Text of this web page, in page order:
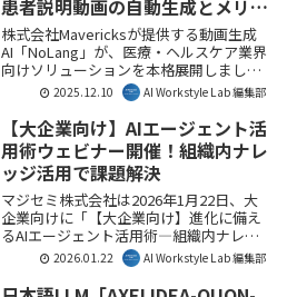
となるでしょう。
患者説明動画の自動生成とメリッ
トを解説
株式会社Mavericksが提供する動画生成
AI「NoLang」が、医療・ヘルスケア業界
向けソリューションを本格展開しまし
た。これにより、医療従事者向け研修や
患者向け説明動画の自動生成が可能とな
り、医療現場のコミュニケーション円滑
化と業務効率化に大きく貢献します。AI
Workstyle Lab編集部としては、医療DX
を加速させる重要な一歩と見ています。
2025.12.10 AI Workstyle Lab 編集部
【大企業向け】AIエージェント活
用術ウェビナー開催！組織内ナレ
ッジ活用で課題解決
マジセミ株式会社は2026年1月22日、大
企業向けに「【大企業向け】進化に備え
るAIエージェント活用術―組織内ナレッ
ジ活用で課題解決」と題したウェビナー
の開催を発表しました。本ウェビナーで
は、AIエージェントが自律的に業務を推
2026.01.22 AI Workstyle Lab 編集部